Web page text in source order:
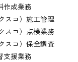
作成業務
スコ）施工管理
スコ）点検業務
スコ）保全調査
支援業務